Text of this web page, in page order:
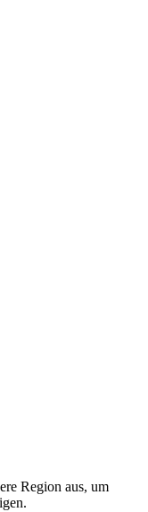
Region aus, um